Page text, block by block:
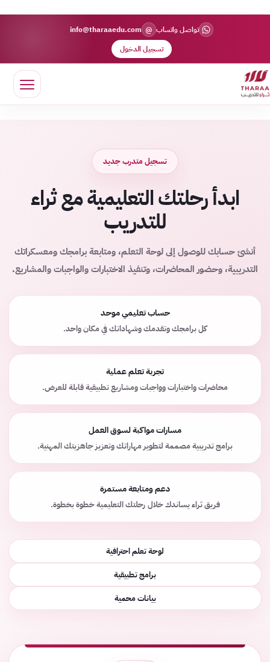
تواصل واتساب @
info@tharaaedu.com
تسجيل الدخول
تسجيل متدرب جديد
ابدأ رحلتك التعليمية مع ثراء
للتدريب
أنشئ حسابك للوصول إلى لوحة التعلم، ومتابعة برامجك ومعسكراتك
التدريبية، وحضور المحاضرات، وتنفيذ الاختبارات والواجبات والمشاريع.
حساب تعليمي موحد
كل برامجك وتقدمك وشهاداتك في مكان واحد.
تجربة تعلم عملية
محاضرات واختبارات وواجبات ومشاريع تطبيقية قابلة للعرض.
مسارات مواكبة لسوق العمل
برامج تدريبية مصممة لتطوير مهاراتك وتعزيز جاهزيتك المهنية.
دعم ومتابعة مستمرة
فريق ثراء يساندك خلال رحلتك التعليمية خطوة بخطوة.
لوحة تعلم احترافية
برامج تطبيقية
بيانات محمية